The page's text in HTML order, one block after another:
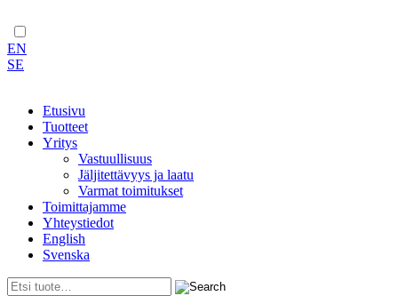
EN
SE
Etusivu
Tuotteet
Yritys
Vastuullisuus
Jäljitettävyys ja laatu
Varmat toimitukset
Toimittajamme
Yhteystiedot
English
Svenska